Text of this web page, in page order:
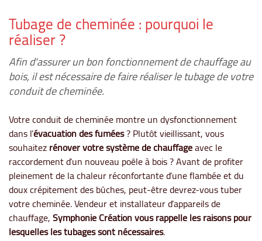
Tubage de cheminée : pourquoi le
réaliser ?
Afin d'assurer un bon fonctionnement de chauffage au
bois, il est nécessaire de faire réaliser le tubage de votre
conduit de cheminée.
Votre conduit de cheminée montre un dysfonctionnement
dans l’évacuation des fumées? Plutôt vieillissant, vous
souhaitezrénover votre système de chauffageavec le
raccordement d’un nouveau poêle à bois ? Avant de profiter
pleinement de la chaleur réconfortante d’une flambée et du
doux crépitement des bûches, peut-être devrez-vous tuber
votre cheminée. Vendeur et installateur d’appareils de
chauffage,Symphonie Création vous rappelle les raisons pour
lesquelles les tubages sont nécessaires.